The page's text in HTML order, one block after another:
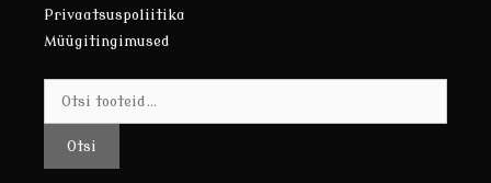
Privaatsuspoliitika
Müügitingimused
Otsi